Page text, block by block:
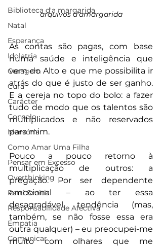
Biblioteca d'a margarida
Natal
Esperança
Idolatria
Coragem
Cura
Carácter
Consolo
Memória
Como Amar Uma Filha
Pensar em Excesso
Overthinking
Patti Smith
Responsabilidade Afectiva
Empatia
Comunicar
arquivos d'amargarida
As contas são pagas, com base
numa saúde e inteligência que
vem do Alto e que me possibilita ir
atrás do que é justo de ser ganho.
E a cereja no topo do bolo: a fazer
tudo de modo que os talentos são
multiplicados e não reservados
para mim.
Pouco a pouco retorno à
multiplicação de outros: a
pregação. Por ser dependente
emocional – ao ter essa
desagradável tendência (mas,
também, se não fosse essa era
outra qualquer) – eu preocupei-me
muito com olhares que me